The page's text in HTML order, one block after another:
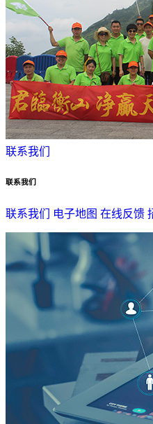
联系我们
联系我们
联系我们 电子地图 在线反馈